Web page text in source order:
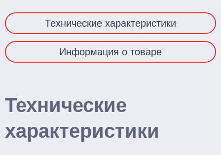
Технические характеристики
Информация о товаре
Технические
характеристики